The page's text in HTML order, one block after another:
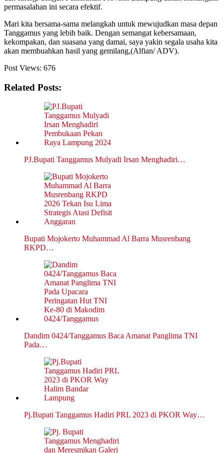
permasalahan ini secara efektif.
Mari kita bersama-sama melangkah untuk mewujudkan masa depan
Tanggamus yang lebih baik. Dengan semangat kebersamaan,
kekompakan, dan suasana yang damai, saya yakin segala usaha kita
akan membuahkan hasil yang gemilang,(Alfian/ ADV).
Post Views: 676
Related Posts:
PJ.Bupati Tanggamus Mulyadi Irsan Menghadiri…
Bupati Mojokerto Muhammad Al Barra Musrenbang
RKPD…
Dandim 0424/Tanggamus Baca Amanat Panglima TNI
Pada…
Pj.Bupati Tanggamus Hadiri PRL 2023 di PKOR Way…